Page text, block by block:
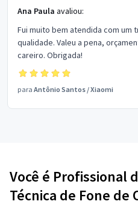
Ana Paula avaliou:
Fui muito bem atendida com um
qualidade. Valeu a pena,
careiro. Obrigada!
para Antônio Santos /Xiaomi
Você é Profissional
Técnica de Fone de